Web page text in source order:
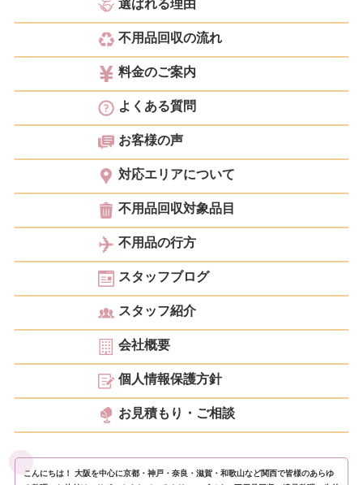
選ばれる理由
不用品回収の流れ
料金のご案内
よくある質問
お客様の声
対応エリアについて
不用品回収対象品目
不用品の行方
スタッフブログ
スタッフ紹介
会社概要
個人情報保護方針
お見積もり・ご相談
こんにちは！ 大阪を中心に京都・神戸・奈良・滋賀・和歌山など関西で皆様のあらゆ